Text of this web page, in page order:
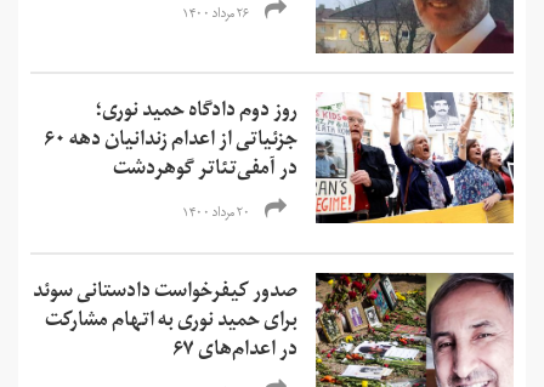
۲۶ مرداد ۱۴۰۰
روز دوم دادگاه حمید نوری؛
جزئیاتی از اعدام زندانیان دهه ۶۰
در آمفی‌تئاتر گوهردشت
۲۰ مرداد ۱۴۰۰
صدور کیفرخواست دادستانی سوئد
برای حمید نوری به اتهام مشارکت
در اعدام‌های ۶۷